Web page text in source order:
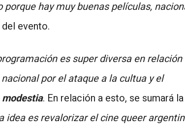
hay muy buenas películas,
evento.
es super diversa en relación
por el ataque a la cultua y el
modestia. En relación a esto, se sumará la
idea es revalorizar el cine queer